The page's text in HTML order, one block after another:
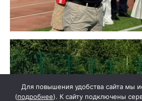
Для повышения удобства сайта мы
(подробнее). К сайту подключены